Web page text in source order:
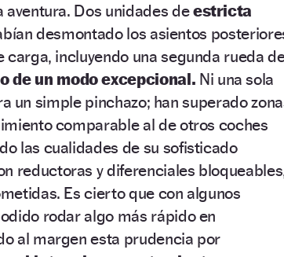
Dos unidades deestricta
desmontado los asientos
incluyendo una segunda rueda
de un modo excepcional. Ni una sola
un simple pinchazo; han superado
comparable al de otros coches
las cualidades de su sofisticado
reductoras y diferenciales
Es cierto que con algunos
rodar algo más rápido en
al margen esta prudencia por